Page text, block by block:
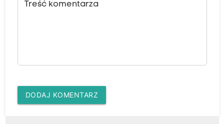
Treść komentarza
DODAJ KOMENTARZ